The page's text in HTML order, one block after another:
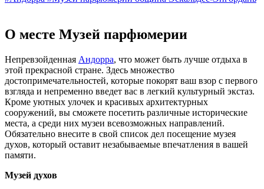
О месте Музей парфюмерии
Непревзойденная Андорра, что может быть лучше отдыха в
этой прекрасной стране. Здесь множество
достопримечательностей, которые покорят ваш взор с первого
взгляда и непременно введет вас в легкий культурный экстаз.
Кроме уютных улочек и красивых архитектурных
сооружений, вы сможете посетить различные исторические
места, а среди них музеи всевозможных направлений.
Обязательно внесите в свой список дел посещение музея
духов, который оставит незабываемые впечатления в вашей
памяти.
Музей духов